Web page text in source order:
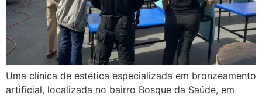
Uma clínica de estética especializada em bronzeamento
artificial, localizada no bairro Bosque da Saúde, em